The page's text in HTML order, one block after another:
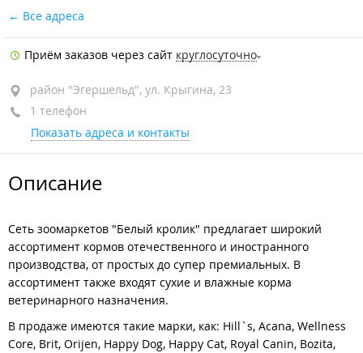
Все адреса
Приём заказов через сайт круглосуточно
район "Эгершельд", ул. Крыгина, 23
1 телефон
Показать адреса и контакты
Описание
Сеть зоомаркетов "Белый кролик" предлагает широкий
ассортимент кормов отечественного и иностранного
производства, от простых до супер премиальных. В
ассортимент также входят сухие и влажные корма
ветеринарного назначения.
В продаже имеются такие марки, как: Hill`s, Acana, Wellness
Core, Brit, Orijen, Happy Dog, Happy Cat, Royal Canin, Bozita,